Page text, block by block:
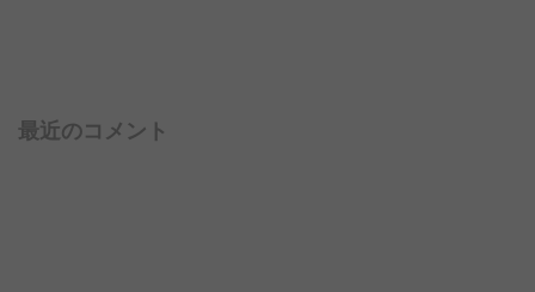
最近のコメント